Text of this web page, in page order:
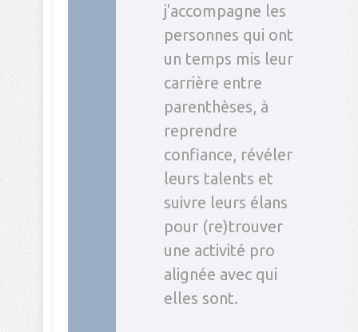
j'accompagne les
personnes qui ont
un temps mis leur
carrière entre
parenthèses, à
reprendre
confiance, révéler
leurs talents et
suivre leurs élans
pour (re)trouver
une activité pro
alignée avec qui
elles sont.